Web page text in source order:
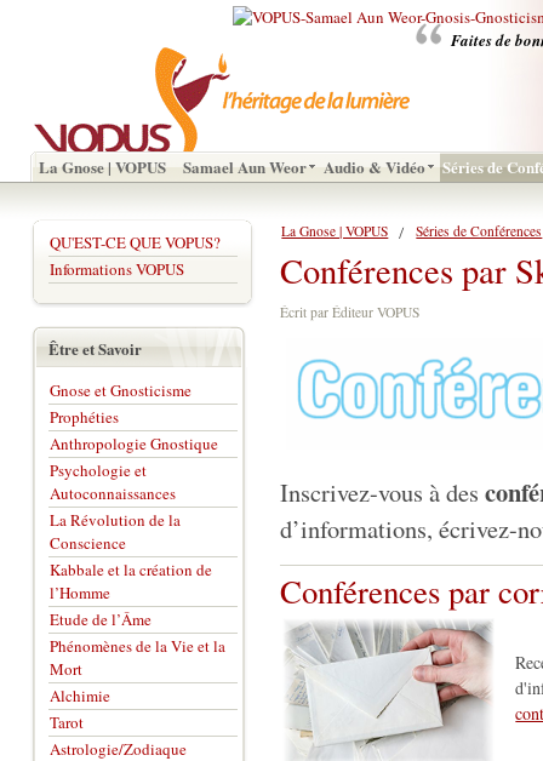
Faites de
La Gnose | VOPUS Samael Aun Weor Audio & Vidéo Séries de
La Gnose | VOPUS Séries de Conférences
Conférences par
Écrit par Éditeur VOPUS
Inscrivez-vous à des
d’informations, écrivez-
Conférences par
QU'EST-CE QUE VOPUS?
Informations VOPUS
Être et Savoir
Gnose et Gnosticisme
Prophéties
Anthropologie Gnostique
Psychologie et
Autoconnaissances
La Révolution de la
Conscience
Kabbale et la création de
l’Homme
Etude de l’Âme
Phénomènes de la Vie et la
Mort
Alchimie
Tarot
Astrologie/Zodiaque